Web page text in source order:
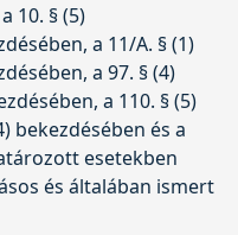
10. § (5)
a 11/A. § (1)
a 97. § (4)
a 110. § (5)
bekezdésében és a
esetekben
és általában ismert